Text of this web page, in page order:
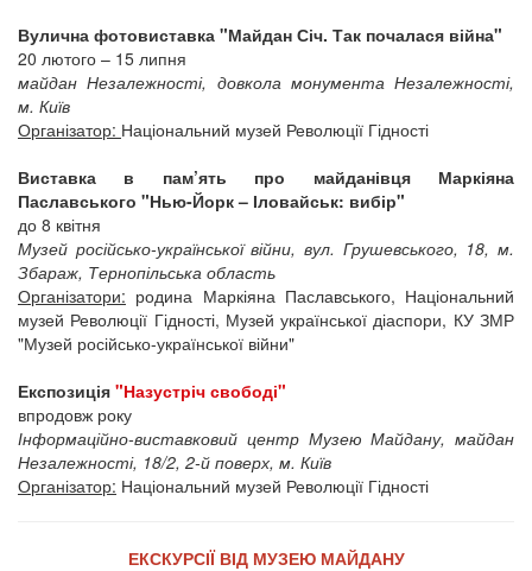
Вулична фотовиставка "Майдан Січ. Так почалася війна"
20 лютого – 15 липня
майдан Незалежності, довкола монумента Незалежності,
м. Київ
Організатор: Національний музей Революції Гідності
Виставка в пам’ять про майданівця Маркіяна
Паславського "Нью-Йорк – Іловайськ: вибір"
до 8 квітня
Музей російсько-української війни, вул. Грушевського, 18, м.
Збараж, Тернопільська область
Організатори: родина Маркіяна Паславського, Національний
музей Революції Гідності, Музей української діаспори, КУ ЗМР
"Музей російсько-української війни"
Експозиція "Назустріч свободі"
впродовж року
Інформаційно-виставковий центр Музею Майдану, майдан
Незалежності, 18/2, 2-й поверх, м. Київ
Організатор: Національний музей Революції Гідності
ЕКСКУРСІЇ ВІД МУЗЕЮ МАЙДАНУ